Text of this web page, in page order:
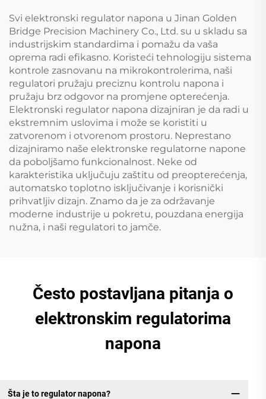
Svi elektronski regulator napona u Jinan Golden
Bridge Precision Machinery Co., Ltd. su u skladu sa
industrijskim standardima i pomažu da vaša
oprema radi efikasno. Koristeći tehnologiju sistema
kontrole zasnovanu na mikrokontrolerima, naši
regulatori pružaju preciznu kontrolu napona i
pružaju brz odgovor na promjene opterećenja.
Elektronski regulator napona dizajniran je da radi u
ekstremnim uslovima i može se koristiti u
zatvorenom i otvorenom prostoru. Neprestano
dizajniramo naše elektronske regulatorne napone
da poboljšamo funkcionalnost. Neke od
karakteristika uključuju zaštitu od preopterećenja,
automatsko toplotno isključivanje i korisnički
prihvatljiv dizajn. Znamo da je za održavanje
moderne industrije u pokretu, pouzdana energija
nužna, i naši regulatori to jamče.
Često postavljana pitanja o
elektronskim regulatorima
napona
Šta je to regulator napona?